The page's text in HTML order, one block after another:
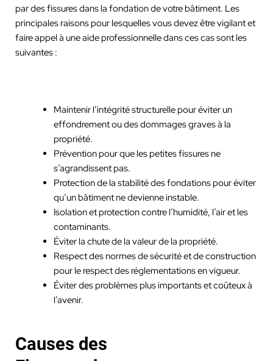
par des fissures dans la fondation de votre bâtiment. Les
principales raisons pour lesquelles vous devez être vigilant et
faire appel à une aide professionnelle dans ces cas sont les
suivantes :
Maintenir l’intégrité structurelle pour éviter un
effondrement ou des dommages graves à la
propriété.
Prévention pour que les petites fissures ne
s’agrandissent pas.
Protection de la stabilité des fondations pour éviter
qu’un bâtiment ne devienne instable.
Isolation et protection contre l’humidité, l’air et les
contaminants.
Éviter la chute de la valeur de la propriété.
Respect des normes de sécurité et de construction
pour le respect des réglementations en vigueur.
Éviter des problèmes plus importants et coûteux à
l’avenir.
Causes des